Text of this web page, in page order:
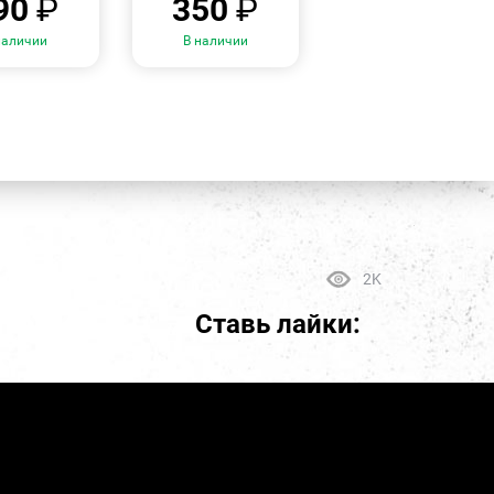
₽ 350₽
В наличии
2K
Ставь лайки: